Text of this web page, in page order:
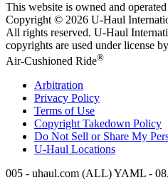
This website is owned and
Copyright © 2026 U-Haul
All rights reserved. U-Haul
copyrights are used under license
Air-Cushioned Ride®
Arbitration
Privacy Policy
Terms of Use
Copyright Takedown Policy
Do Not Sell or Share My
U-Haul Locations
005 - uhaul.com (ALL) YAML -